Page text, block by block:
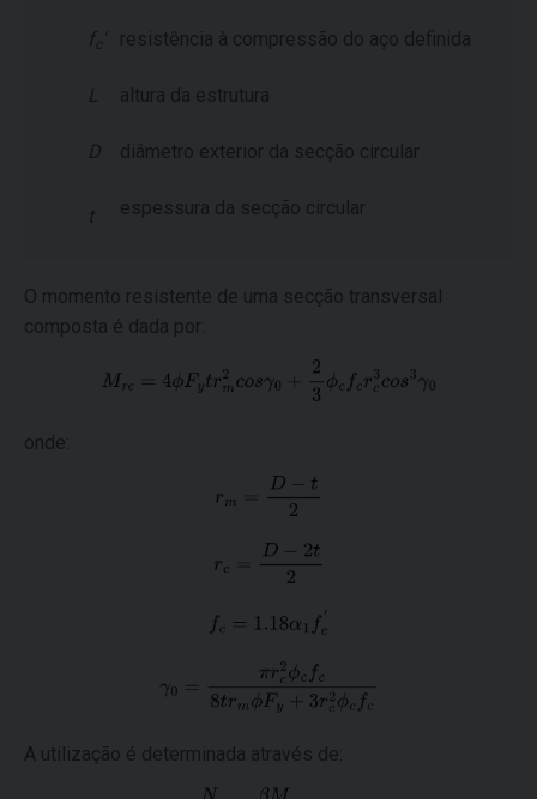
f resistência à compressão do aço definida
L altura da estrutura
D diâmetro exterior da secção circular
t espessura da secção circular
O momento resistente de uma secção transversal
composta é dada por:
onde:
A utilização é determinada através de: